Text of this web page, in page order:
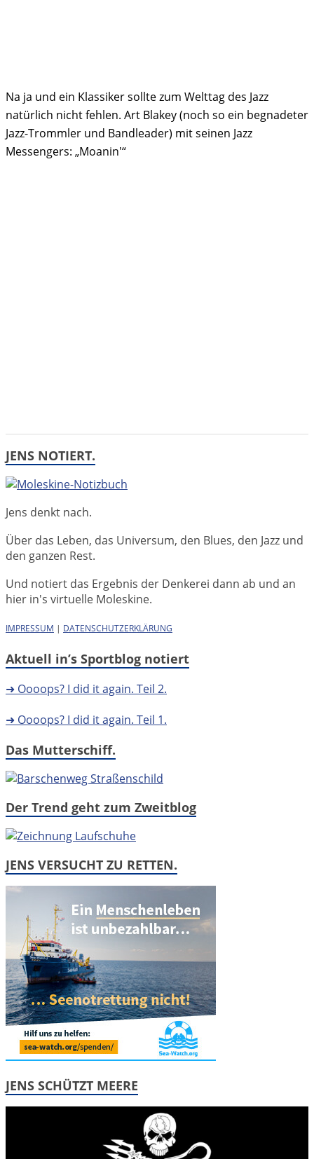
Na ja und ein Klassiker sollte zum Welttag des Jazz
natürlich nicht fehlen. Art Blakey (noch so ein begnadeter
Jazz-Trommler und Bandleader) mit seinen Jazz
Messengers: „Moanin'“
JENS NOTIERT.
Jens denkt nach.
Über das Leben, das Universum, den Blues, den Jazz und
den ganzen Rest.
Und notiert das Ergebnis der Denkerei dann ab und an
hier in's virtuelle Moleskine.
IMPRESSUM | DATENSCHUTZERKLÄRUNG
Aktuell in’s Sportblog notiert
➜ Oooops? I did it again. Teil 2.
➜ Oooops? I did it again. Teil 1.
Das Mutterschiff.
Der Trend geht zum Zweitblog
JENS VERSUCHT ZU RETTEN.
JENS SCHÜTZT MEERE